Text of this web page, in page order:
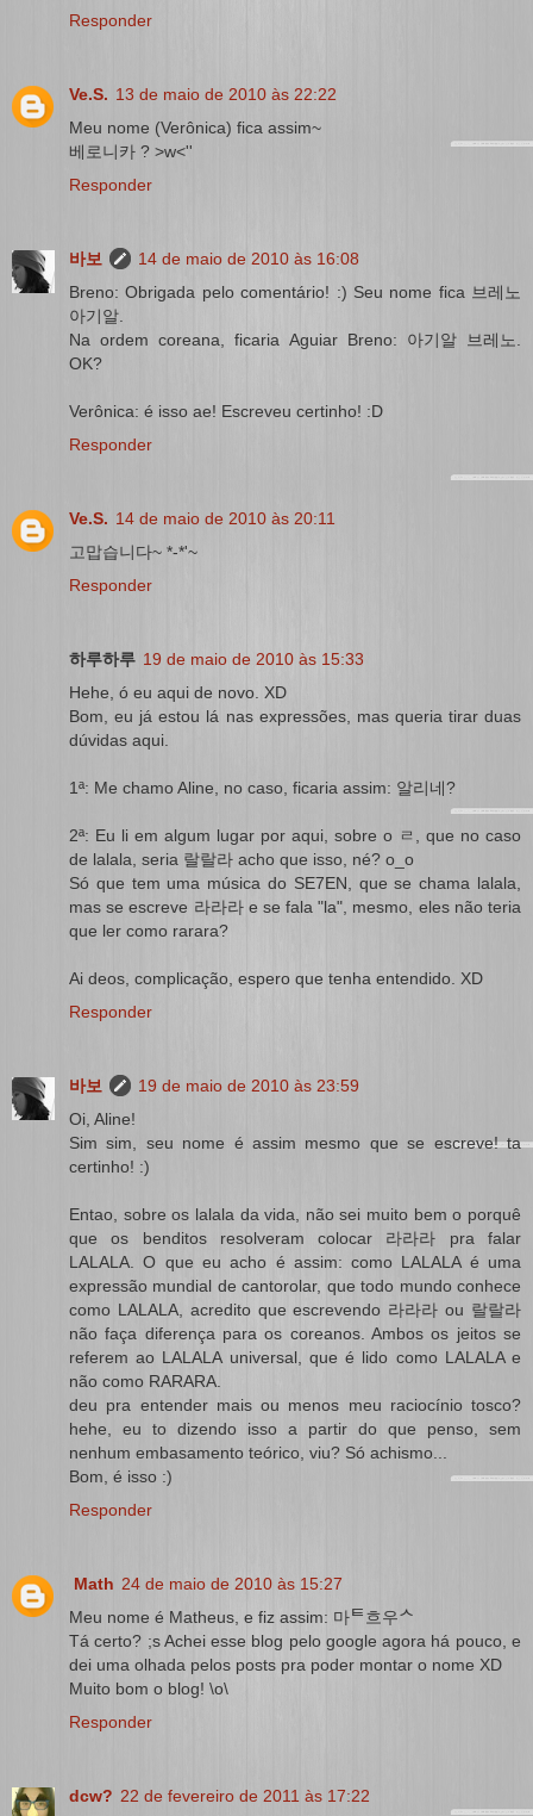
Responder
Ve.S. 13 de maio de 2010 às 22:22
Meu nome (Verônica) fica assim~
베로니카 ? >w<''
Responder
바보
14 de maio de 2010 às 16:08
Breno: Obrigada pelo comentário! :) Seu nome fica 브레노
아기알.
Na ordem coreana, ficaria Aguiar Breno: 아기알 브레노.
OK?
Verônica: é isso ae! Escreveu certinho! :D
Responder
Ve.S. 14 de maio de 2010 às 20:11
고맙습니다~ *-*'~
Responder
하루하루 19 de maio de 2010 às 15:33
Hehe, ó eu aqui de novo. XD
Bom, eu já estou lá nas expressões, mas queria tirar duas
dúvidas aqui.
1ª: Me chamo Aline, no caso, ficaria assim: 알리네?
2ª: Eu li em algum lugar por aqui, sobre o ㄹ, que no caso
de lalala, seria 랄랄라 acho que isso, né? o_o
Só que tem uma música do SE7EN, que se chama lalala,
mas se escreve 라라라 e se fala "la", mesmo, eles não teria
que ler como rarara?
Ai deos, complicação, espero que tenha entendido. XD
Responder
바보
19 de maio de 2010 às 23:59
Oi, Aline!
Sim sim, seu nome é assim mesmo que se escreve! ta
certinho! :)
Entao, sobre os lalala da vida, não sei muito bem o porquê
que os benditos resolveram colocar 라라라 pra falar
LALALA. O que eu acho é assim: como LALALA é uma
expressão mundial de cantorolar, que todo mundo conhece
como LALALA, acredito que escrevendo 라라라 ou 랄랄라
não faça diferença para os coreanos. Ambos os jeitos se
referem ao LALALA universal, que é lido como LALALA e
não como RARARA.
deu pra entender mais ou menos meu raciocínio tosco?
hehe, eu to dizendo isso a partir do que penso, sem
nenhum embasamento teórico, viu? Só achismo...
Bom, é isso :)
Responder
Math 24 de maio de 2010 às 15:27
Meu nome é Matheus, e fiz assim: 마ᄐ흐우ᄉ
Tá certo? ;s Achei esse blog pelo google agora há pouco, e
dei uma olhada pelos posts pra poder montar o nome XD
Muito bom o blog! \o\
Responder
dcw? 22 de fevereiro de 2011 às 17:22